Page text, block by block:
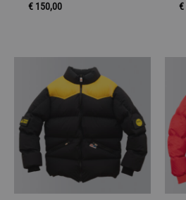
€ 150,00 €